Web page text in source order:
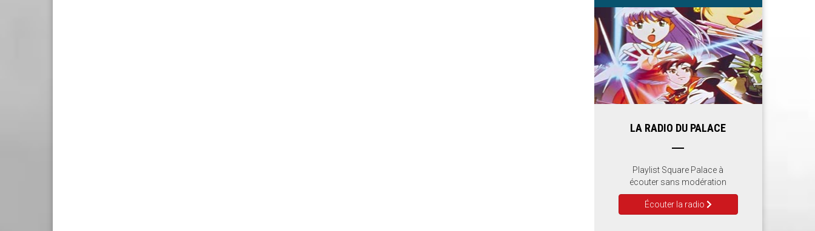
LA RADIO DU PALACE
Playlist Square Palace à
écouter sans modération
Écouter la radio